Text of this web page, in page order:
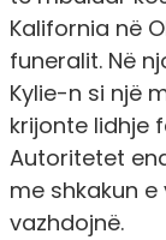
Kalifornia në
funeralit. Në
Kylie-n si një
krijonte lidhje
Autoritetet
me shkakun
vazhdojnë.